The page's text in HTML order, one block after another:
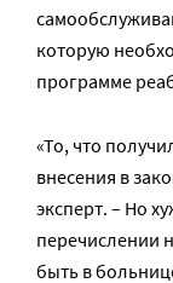
которую
программе
«То, что
внесения в
эксперт. – Но
перечислении
быть в